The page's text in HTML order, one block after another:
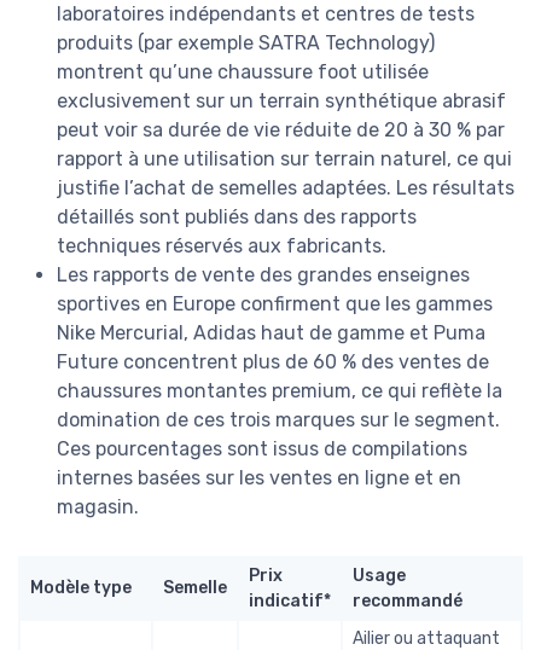
laboratoires indépendants et centres de tests
produits (par exemple SATRA Technology)
montrent qu’une chaussure foot utilisée
exclusivement sur un terrain synthétique abrasif
peut voir sa durée de vie réduite de 20 à 30 % par
rapport à une utilisation sur terrain naturel, ce qui
justifie l’achat de semelles adaptées. Les résultats
détaillés sont publiés dans des rapports
techniques réservés aux fabricants.
Les rapports de vente des grandes enseignes
sportives en Europe confirment que les gammes
Nike Mercurial, Adidas haut de gamme et Puma
Future concentrent plus de 60 % des ventes de
chaussures montantes premium, ce qui reflète la
domination de ces trois marques sur le segment.
Ces pourcentages sont issus de compilations
internes basées sur les ventes en ligne et en
magasin.
Modèle type Semelle
Prix
indicatif*
Usage
recommandé
Ailier ou attaquant